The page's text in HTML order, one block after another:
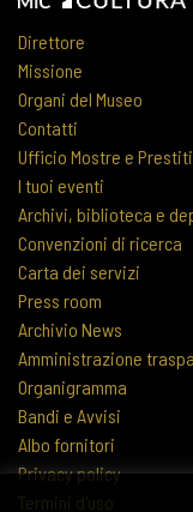
Direttore
Missione
Organi del Museo
Contatti
Ufficio Mostre e Prestiti
I tuoi eventi
Archivi, biblioteca e
Convenzioni di ricerca
Carta dei servizi
Press room
Archivio News
Amministrazione
Organigramma
Bandi e Avvisi
Albo fornitori
Privacy policy
Termini d'uso